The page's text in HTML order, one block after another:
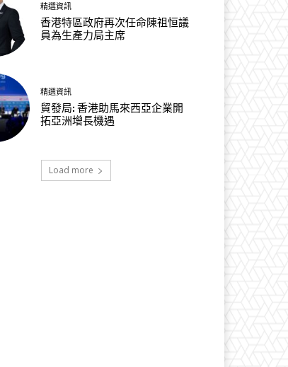
精選資訊
香港特區政府再次任命陳祖恒議
員為生產力局主席
精選資訊
貿發局: 香港助馬來西亞企業開
拓亞洲增長機遇
Load more